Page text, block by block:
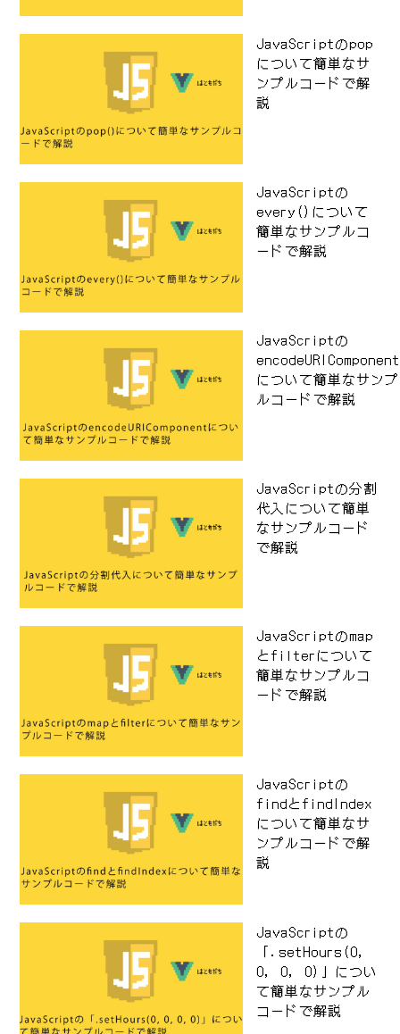
JavaScriptのpop
について簡単なサ
ンプルコードで解
説
JavaScriptの
every()について
簡単なサンプルコ
ードで解説
JavaScriptの
encodeURIComponent
について簡単なサンプ
ルコードで解説
JavaScriptの分割
代入について簡単
なサンプルコード
で解説
JavaScriptのmap
とfilterについて
簡単なサンプルコ
ードで解説
JavaScriptの
findとfindIndex
について簡単なサ
ンプルコードで解
説
JavaScriptの
「.setHours(0,
0, 0, 0)」につい
て簡単なサンプル
コードで解説